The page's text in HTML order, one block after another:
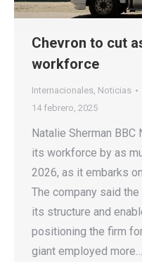
Chevron to cut
workforce
Internacionales, Noticias
14 febrero, 2025
Natalie Sherman
its workforce by as
2026, as it embarks
The company said
its structure and
positioning the firm
giant employed more…